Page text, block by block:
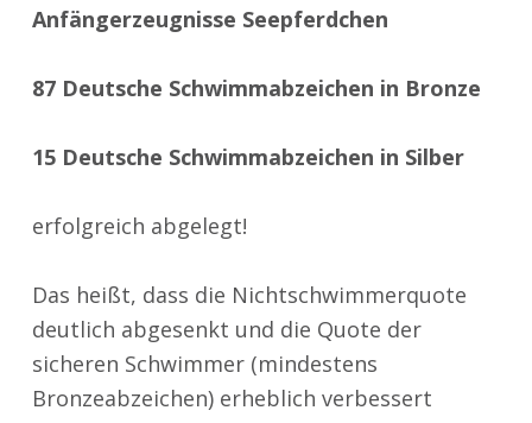
Anfängerzeugnisse Seepferdchen
87 Deutsche Schwimmabzeichen in Bronze
15 Deutsche Schwimmabzeichen in Silber
erfolgreich abgelegt!
Das heißt, dass die Nichtschwimmerquote
deutlich abgesenkt und die Quote der
sicheren Schwimmer (mindestens
Bronzeabzeichen) erheblich verbessert